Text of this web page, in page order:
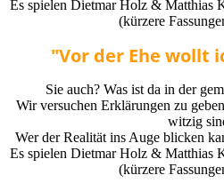
Es spielen Dietmar Holz & Matthias
(kürzere
"Vor der Ehe wollt
Sie auch? Was ist da in der
Wir versuchen Erklärungen zu
witzig
Wer der Realität ins Auge blicken
Es spielen Dietmar Holz & Matthias
(kürzere